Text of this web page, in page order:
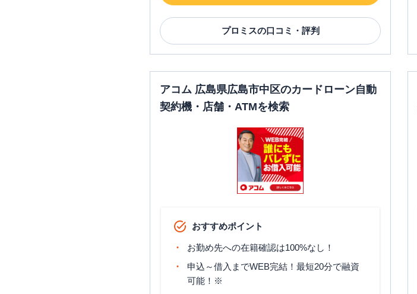
プロミスの口コミ・評判
アコム 広島県広島市中区のカードローン自動
契約機・店舗・ATMを検索
おすすめポイント
お勤め先への在籍確認は100%なし！
申込～借入までWEB完結！最短20分で融資
可能！※